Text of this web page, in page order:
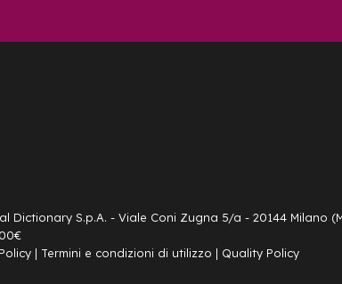
Dictionary S.p.A. - Viale Coni Zugna 5/a - 20144 Milano
| Termini e condizioni di utilizzo | Quality Policy